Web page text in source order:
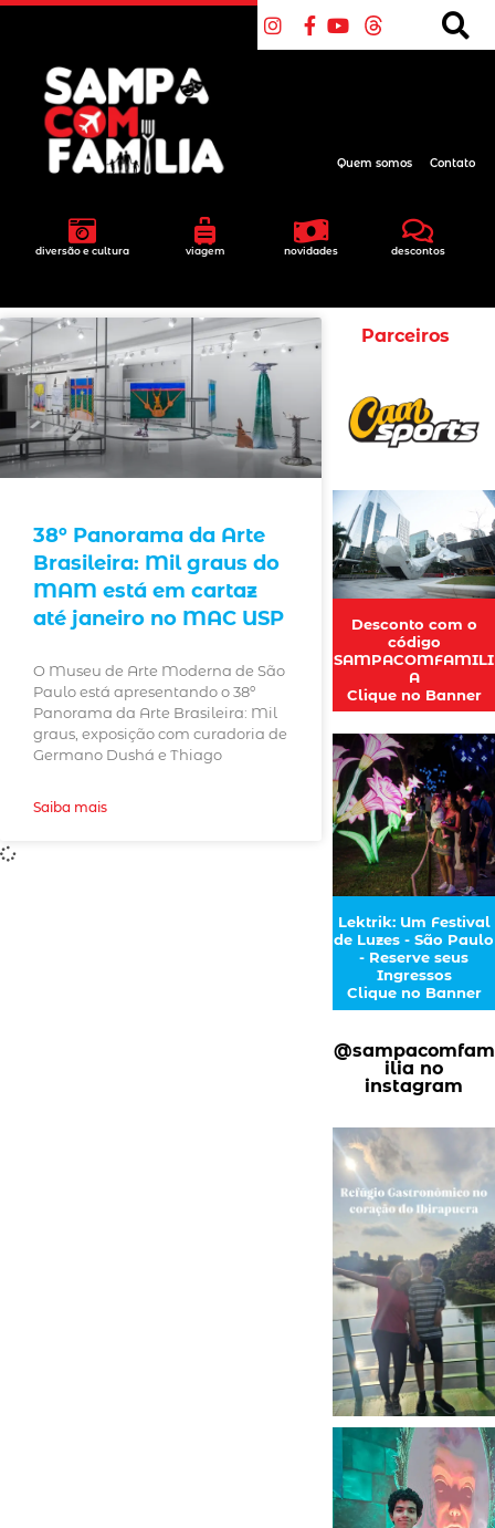
diversão e cultura viagem novidades descontos
Quem somos Contato
38º Panorama da Arte
Brasileira: Mil graus do
MAM está em cartaz
até janeiro no MAC USP
O Museu de Arte Moderna de São
Paulo está apresentando o 38º
Panorama da Arte Brasileira: Mil
graus, exposição com curadoria de
Germano Dushá e Thiago
Saiba mais
Parceiros
Desconto com o
código
SAMPACOMFAMILI
A
Clique no Banner
Lektrik: Um Festival
de Luzes - São Paulo
- Reserve seus
Ingressos
Clique no Banner
@sampacomfam
ilia no
instagram